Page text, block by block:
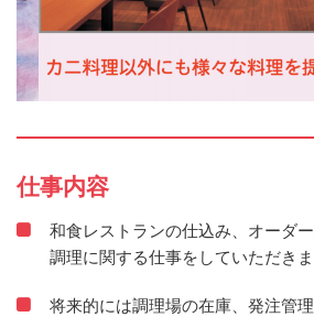
仕事内容
和食レストランの仕込み、オーダ
調理に関する仕事をしていただき
将来的には調理場の在庫、発注管